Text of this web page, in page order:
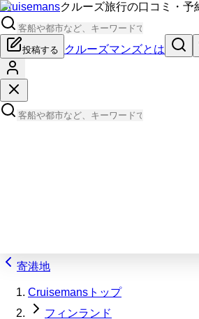
Cruisemansクルーズ旅行の口コミ・予
投稿する クルーズマンズとは
寄港地
Cruisemansトップ
フィンランド